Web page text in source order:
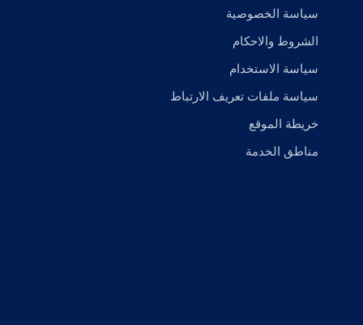
سياسة الخصوصية
الشروط والاحكام
سياسة الاستخدام
سياسة ملفات تعريف الارتباط
خريطة الموقع
مناطق الخدمة